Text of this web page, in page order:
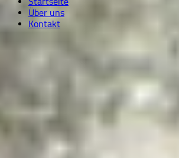
Über uns
Kontakt